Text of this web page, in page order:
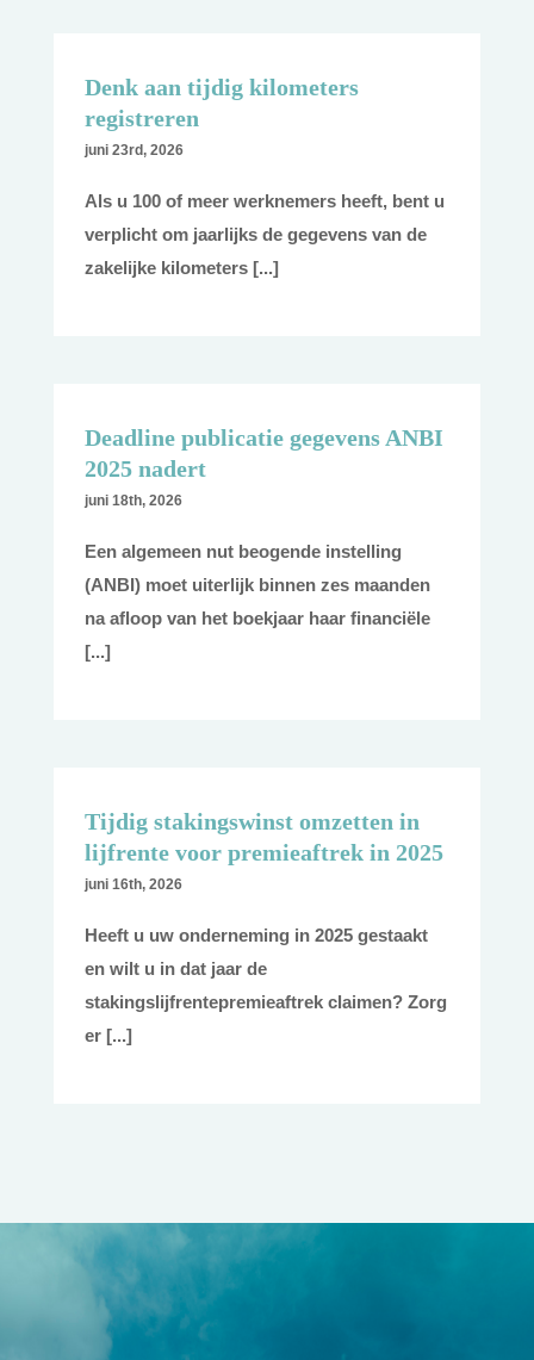
Denk aan tijdig kilometers
registreren
juni 23rd, 2026
Als u 100 of meer werknemers heeft, bent u
verplicht om jaarlijks de gegevens van de
zakelijke kilometers [...]
Deadline publicatie gegevens ANBI
2025 nadert
juni 18th, 2026
Een algemeen nut beogende instelling
(ANBI) moet uiterlijk binnen zes maanden
na afloop van het boekjaar haar financiële
[...]
Tijdig stakingswinst omzetten in
lijfrente voor premieaftrek in 2025
juni 16th, 2026
Heeft u uw onderneming in 2025 gestaakt
en wilt u in dat jaar de
stakingslijfrentepremieaftrek claimen? Zorg
er [...]